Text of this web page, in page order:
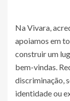
Na Vivara,
apoiamos em
construir um
bem-vindas.
discriminação,
identidade ou